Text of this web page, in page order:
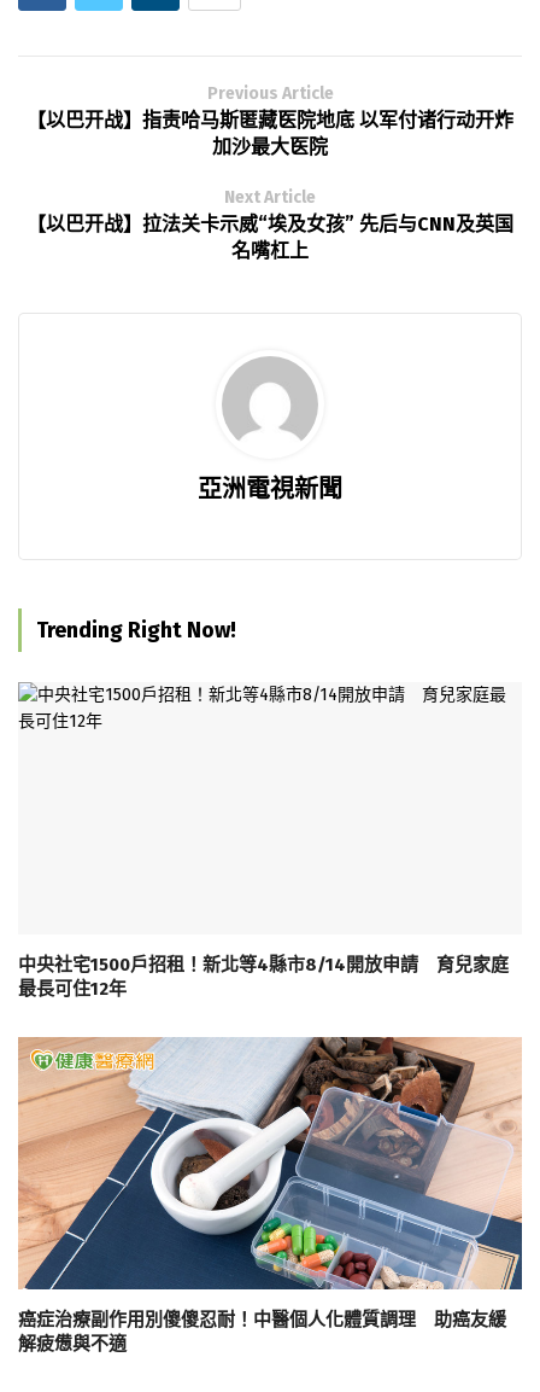
Previous Article
【以巴开战】指责哈马斯匿藏医院地底 以军付诸行动开炸
加沙最大医院
Next Article
【以巴开战】拉法关卡示威“埃及女孩” 先后与CNN及英国
名嘴杠上
亞洲電視新聞
Trending Right Now!
中央社宅1500戶招租！新北等4縣市8/14開放申請 育兒家庭
最長可住12年
癌症治療副作用別傻傻忍耐！中醫個人化體質調理 助癌友緩
解疲憊與不適